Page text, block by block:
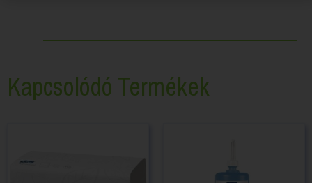
Kapcsolódó Termékek